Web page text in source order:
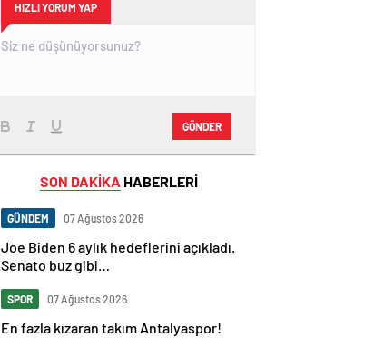
HIZLI YORUM YAP
GÖNDER
SON DAKİKA HABERLERİ
GÜNDEM 07 Ağustos 2026
Joe Biden 6 aylık hedeflerini açıkladı.
Senato buz gibi…
SPOR 07 Ağustos 2026
En fazla kızaran takım Antalyaspor!